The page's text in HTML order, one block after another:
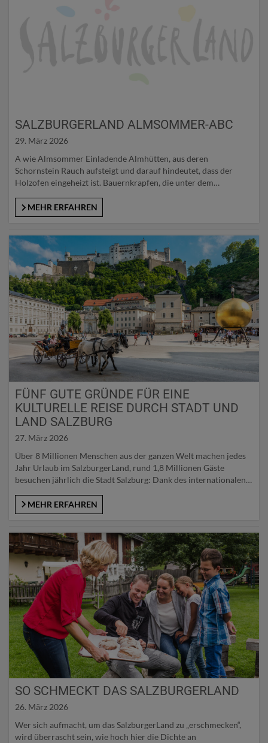
SALZBURGERLAND ALMSOMMER-ABC
29. März 2026
A wie Almsommer Einladende Almhütten, aus deren
Schornstein Rauch aufsteigt und darauf hindeutet, dass der
Holzofen eingeheizt ist. Bauernkrapfen, die unter dem
die gemächlich in der Sonne wiederkäuen: Der Almsommer ist
Idylle pur und im SalzburgerLand eine uralte Tradition. Seit
MEHR ERFAHREN
FÜNF GUTE GRÜNDE FÜR EINE
KULTURELLE REISE DURCH STADT UND
LAND SALZBURG
27. März 2026
Über 8 Millionen Menschen aus der ganzen Welt machen jedes
Jahr Urlaub im SalzburgerLand, rund 1,8 Millionen Gäste
besuchen jährlich die Stadt Salzburg: Dank des internationalen
weltbekannten Persönlichkeiten sind Stadt und Land Salzburg
ein echter Sehnsuchtsort für Ästheten, Musikliebhaber und
MEHR ERFAHREN
SO SCHMECKT DAS SALZBURGERLAND
26. März 2026
Wer sich aufmacht, um das SalzburgerLand zu „erschmecken“,
wird überrascht sein, wie hoch hier die Dichte an